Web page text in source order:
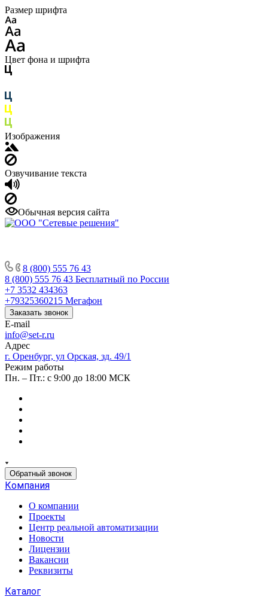
Размер шрифта
Цвет фона и шрифта
Изображения
Озвучивание текста
Обычная версия сайта
8 (800) 555 76 43
8 (800) 555 76 43 Бесплатный по России
+7 3532 434363
+79325360215 Мегафон
Заказать звонок
E-mail
info@set-r.ru
Адрес
г. Оренбург, ул Орская, зд. 49/1
Режим работы
Пн. – Пт.: с 9:00 до 18:00 МСК
Обратный звонок
Компания
О компании
Проекты
Центр реальной автоматизации
Новости
Лицензии
Вакансии
Реквизиты
Каталог